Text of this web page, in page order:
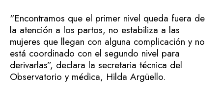
“Encontramos que el primer nivel queda fuera de
la atención a los partos, no estabiliza a las
mujeres que llegan con alguna complicación y no
está coordinado con el segundo nivel para
derivarlas”, declara la secretaria técnica del
Observatorio y médica, Hilda Argüello.